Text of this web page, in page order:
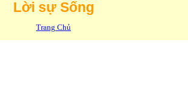
Lời sự Sống
Trang Chủ